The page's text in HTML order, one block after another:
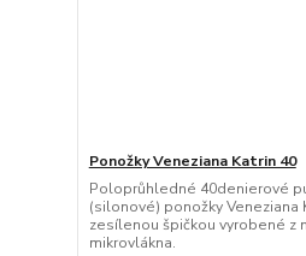
Ponožky Veneziana Katrin 40
Poloprůhledné 40denierové
(silonové) ponožky Veneziana
zesílenou špičkou vyrobené z
mikrovlákna.